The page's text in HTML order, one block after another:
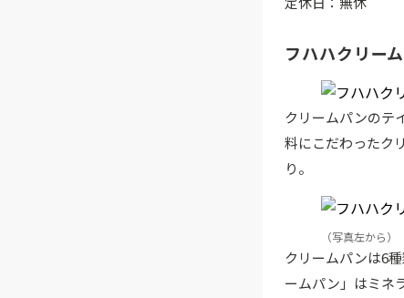
フハハクリー
クリームパンのテ
料にこだわったク
り。
（写真左から
クリームパンは6
ームパン」はミネ